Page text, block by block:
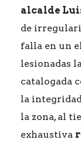
alcalde
de
falla en un
lesionadas
catalogada
la
la zona, al
exhaustiva